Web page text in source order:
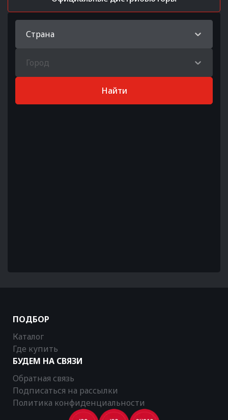
Страна
Город
Найти
ПОДБОР
Каталог
Где купить
БУДЕМ НА СВЯЗИ
Обратная связь
Подписаться на рассылки
Политика конфиденциальности